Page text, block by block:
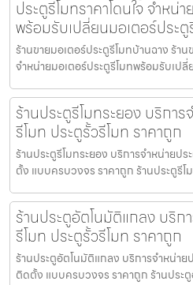
ประตูรีโมทราคาโดนใจ จำหน่
พร้อมรับเปลี่ยนมอเตอร์ประ
ร้านขายมอเตอร์ประตูรีโมทบ้านฉาง ร้าน
จำหน่ายมอเตอร์ประตูรีโมทพร้อมรับเปลี่
ร้านประตูรีโมทระยอง บริกา
รีโมท ประตูรั้วรีโมท ราคาถูก
ร้านประตูรีโมทระยอง บริการจำหน่ายป
ตั้ง แบบครบวงจร ราคาถูก ร้านประตูรีโ
ร้านประตูอัตโนมัติแกลง บริก
รีโมท ประตูรั้วรีโมท ราคาถูก
ร้านประตูอัตโนมัติแกลง บริการจำหน่าย
ติดตั้ง แบบครบวงจร ราคาถูก ร้านประ